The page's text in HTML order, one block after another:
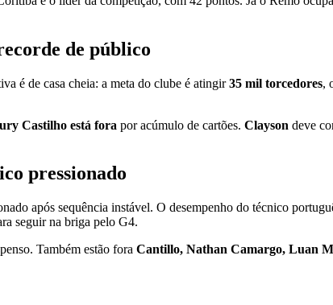
de público
é de casa cheia: a meta do clube é atingir35 mil torcedores,
Castilho está fora por acúmulo de cartões. Clayson deve
pressionado
após sequência instável. O desempenho do técnico
seguir na briga pelo G4.
Também estão fora Cantillo, Nathan Camargo, Luan